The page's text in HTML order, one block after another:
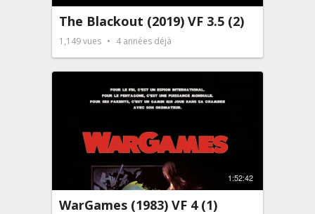
The Blackout (2019) VF 3.5 (2)
1,149vues 4 années déjà
1:52:42
WarGames (1983) VF 4 (1)